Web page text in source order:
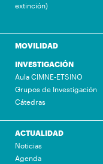
extinción)
MOVILIDAD
INVESTIGACIÓN
Aula CIMNE-ETSINO
Grupos de Investigación
Cátedras
ACTUALIDAD
Noticias
Agenda